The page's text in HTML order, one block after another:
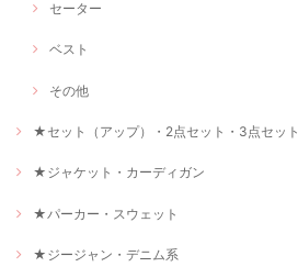
セーター
ベスト
その他
★セット（アップ）・2点セット・3点セット
★ジャケット・カーディガン
★パーカー・スウェット
★ジージャン・デニム系